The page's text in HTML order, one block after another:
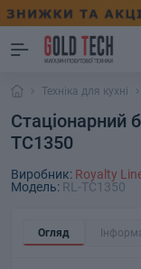
Техніка для кухні
Стаціонарний
TC1350
Виробник: Royalty
Модель: RL-TC1350
Огляд